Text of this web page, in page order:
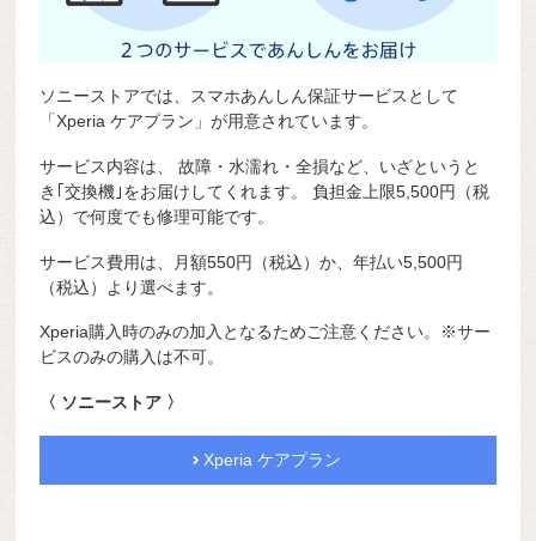
ソニーストアでは、スマホあんしん保証サービスとして
「Xperia ケアプラン」が用意されています。
サービス内容は、 故障・水濡れ・全損など、いざというと
き
｢交換機｣をお届けしてくれます。 負担金上限5,500円（税
込）で何度でも修理可能です。
サービス費用は、月額550円（税込）か、年払い5,500円
（税込）より選べます。
Xperia購入時のみの加入となるためご注意ください。※サー
ビスのみの購入は不可。
〈 ソニーストア 〉
Xperia ケアプラン